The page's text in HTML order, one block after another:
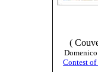
(
Contest of